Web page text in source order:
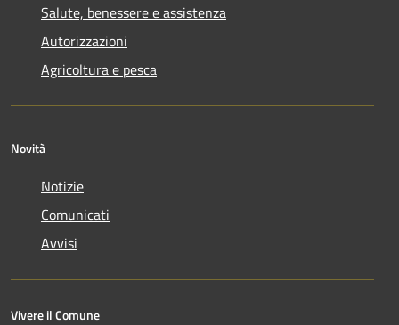
Salute, benessere e assistenza
Autorizzazioni
Agricoltura e pesca
Novità
Notizie
Comunicati
Avvisi
Vivere il Comune